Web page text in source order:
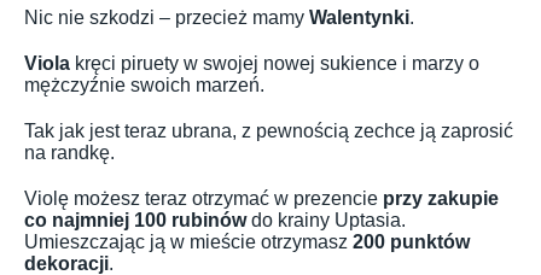
Nic nie szkodzi – przecież mamy Walentynki.
Viola kręci piruety w swojej nowej sukience i marzy o
mężczyźnie swoich marzeń.
Tak jak jest teraz ubrana, z pewnością zechce ją zaprosić
na randkę.
Violę możesz teraz otrzymać w prezencie przy zakupie
co najmniej 100 rubinówdo krainy Uptasia.
Umieszczając ją w mieście otrzymasz 200 punktów
dekoracji.